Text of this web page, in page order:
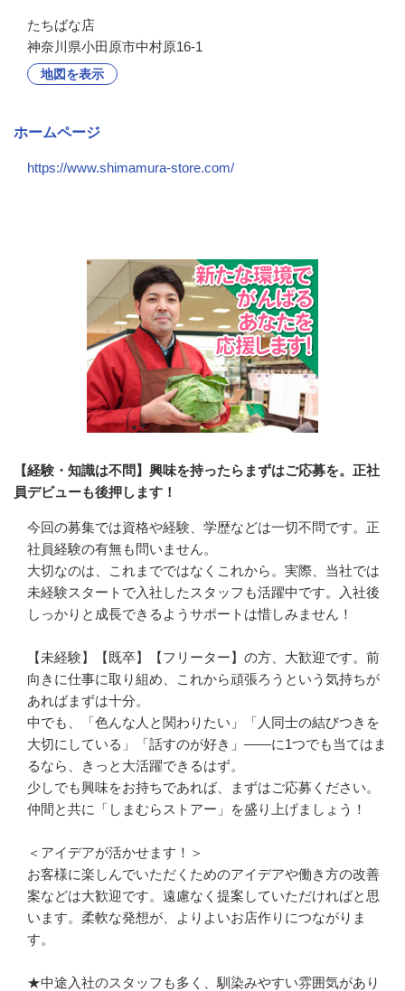
たちばな店
神奈川県小田原市中村原16-1
地図を表示
ホームページ
https://www.shimamura-store.com/
【経験・知識は不問】興味を持ったらまずはご応募を。正社
員デビューも後押します！
今回の募集では資格や経験、学歴などは一切不問です。正
社員経験の有無も問いません。
大切なのは、これまでではなくこれから。実際、当社では
未経験スタートで入社したスタッフも活躍中です。入社後
しっかりと成長できるようサポートは惜しみません！
【未経験】【既卒】【フリーター】の方、大歓迎です。前
向きに仕事に取り組め、これから頑張ろうという気持ちが
あればまずは十分。
中でも、「色んな人と関わりたい」「人同士の結びつきを
大切にしている」「話すのが好き」――に1つでも当てはま
るなら、きっと大活躍できるはず。
少しでも興味をお持ちであれば、まずはご応募ください。
仲間と共に「しまむらストアー」を盛り上げましょう！
＜アイデアが活かせます！＞
お客様に楽しんでいただくためのアイデアや働き方の改善
案などは大歓迎です。遠慮なく提案していただければと思
います。柔軟な発想が、よりよいお店作りにつながりま
す。
★中途入社のスタッフも多く、馴染みやすい雰囲気があり